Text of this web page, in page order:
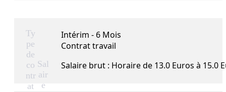
Ty
pe
de
co
ntr
at
Intérim - 6 Mois
Contrat travail
Sal
air
e
Salaire brut : Horaire de 13.0 Euros à 15.0